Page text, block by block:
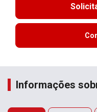
Informações